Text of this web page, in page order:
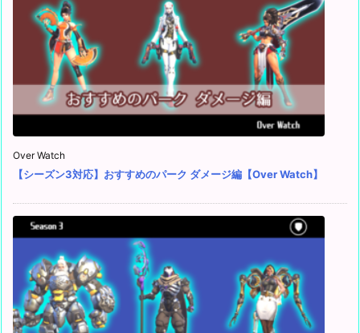
Over Watch
【シーズン3対応】おすすめのパーク ダメージ編【Over Watch】